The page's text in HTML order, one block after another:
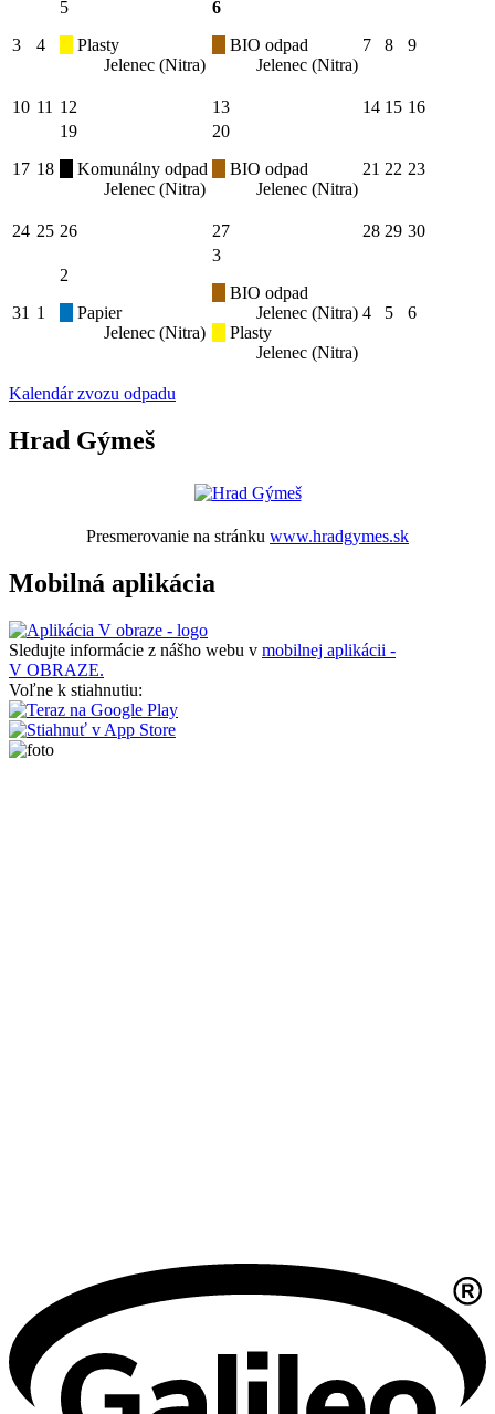
3 4
5
Plasty
Jelenec (Nitra)
6
BIO odpad
Jelenec (Nitra)
7 8 9
10 11 12 13 14 15 16
17 18
19
Komunálny odpad
Jelenec (Nitra)
20
BIO odpad
Jelenec (Nitra)
21 22 23
24 25 26 27 28 29 30
31 1
2
Papier
Jelenec (Nitra)
3
BIO odpad
Jelenec (Nitra)
Plasty
Jelenec (Nitra)
4 5 6
Kalendár zvozu odpadu
Hrad Gýmeš
Presmerovanie na stránku www.hradgymes.sk
Mobilná aplikácia
Sledujte informácie z nášho webu v mobilnej aplikácii -
V OBRAZE.
Voľne k stiahnutiu: